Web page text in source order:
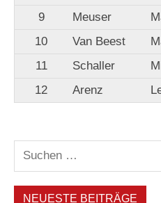
9
Meuser
10
Van Beest
11
Schaller
12
Arenz
NEUESTE BEITRÄGE